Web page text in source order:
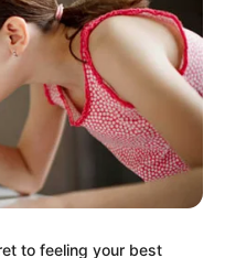
to feeling your best